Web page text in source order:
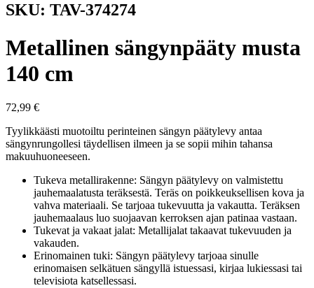
SKU: TAV-374274
Metallinen sängynpääty musta
140 cm
72,99 €
Tyylikkäästi muotoiltu perinteinen sängyn päätylevy antaa
sängynrungollesi täydellisen ilmeen ja se sopii mihin tahansa
makuuhuoneeseen.
Tukeva metallirakenne: Sängyn päätylevy on valmistettu
jauhemaalatusta teräksestä. Teräs on poikkeuksellisen kova ja
vahva materiaali. Se tarjoaa tukevuutta ja vakautta. Teräksen
jauhemaalaus luo suojaavan kerroksen ajan patinaa vastaan.
Tukevat ja vakaat jalat: Metallijalat takaavat tukevuuden ja
vakauden.
Erinomainen tuki: Sängyn päätylevy tarjoaa sinulle
erinomaisen selkätuen sängyllä istuessasi, kirjaa lukiessasi tai
televisiota katsellessasi.